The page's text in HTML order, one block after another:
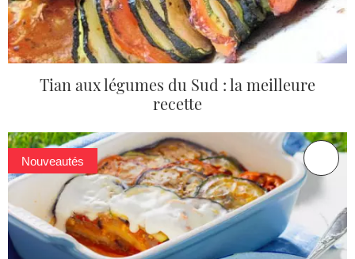
Tian aux légumes du Sud : la meilleure
recette
Nouveautés